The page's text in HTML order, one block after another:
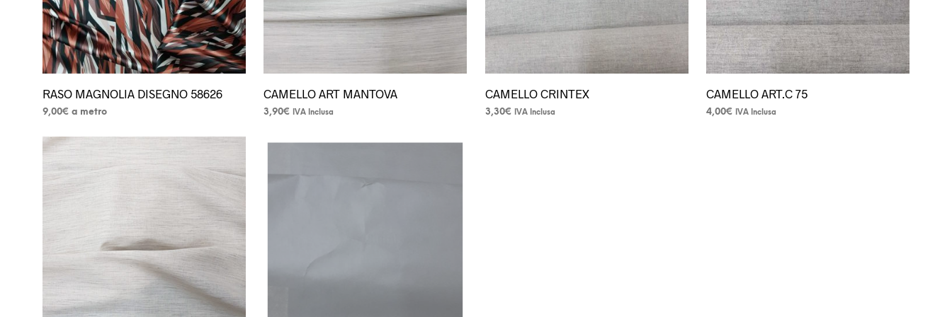
del
prodotto
del
prodotto
del
prodotto
del
prodotto
RASO MAGNOLIA DISEGNO 58626
9,00€ a metro
prodotto
più
varianti.
possono
essere
scelte
pagina
CAMELLO ART MANTOVA
3,90€ IVA Inclusa
CAMELLO CRINTEX
3,30€ IVA Inclusa
CAMELLO ART.C 75
4,00€ IVA Inclusa